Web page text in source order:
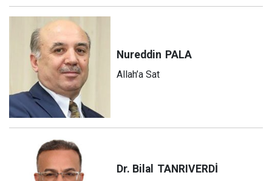
Nureddin PALA
Allah’a Sat
Dr. Bilal TANRIVERDİ